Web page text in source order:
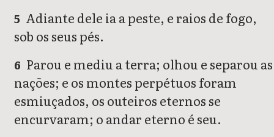
5 Adiante dele ia a peste, e raios de fogo,
sob os seus pés.
6 Parou e mediu a terra; olhou e separou as
nações; e os montes perpétuos foram
esmiuçados, os outeiros eternos se
encurvaram; o andar eterno é seu.